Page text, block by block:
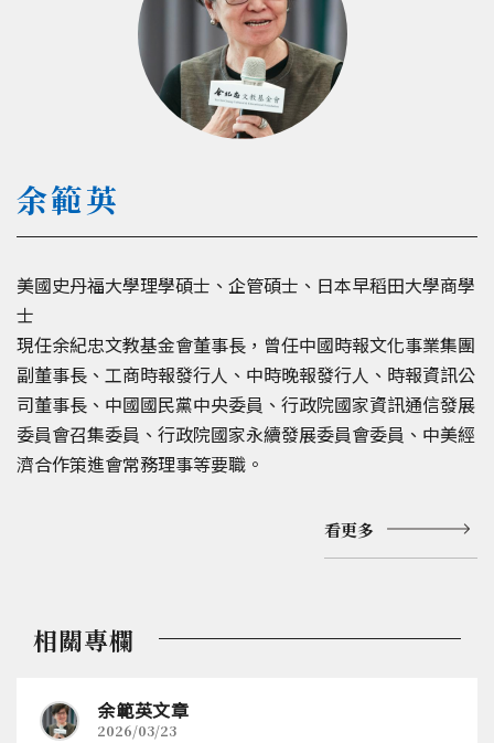
余範英
美國史丹福大學理學碩士、企管碩士、日本早稻田大學商學
士
現任余紀忠文教基金會董事長，曾任中國時報文化事業集團
副董事長、工商時報發行人、中時晚報發行人、時報資訊公
司董事長、中國國民黨中央委員、行政院國家資訊通信發展
委員會召集委員、行政院國家永續發展委員會委員、中美經
濟合作策進會常務理事等要職。
看更多
相關專欄
余範英文章
2026/03/23